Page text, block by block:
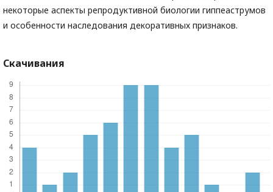
некоторые аспекты репродуктивной биологии гиппеаструмов
и особенности наследования декоративных признаков.
Скачивания